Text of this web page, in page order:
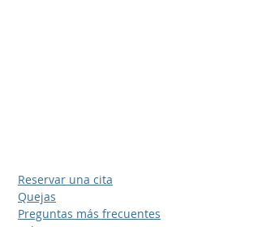
Reservar una cita
Quejas
Preguntas más frecuentes